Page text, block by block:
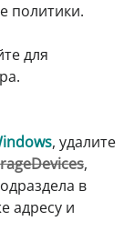
политики.
для
, удалите
,
в
адресу и